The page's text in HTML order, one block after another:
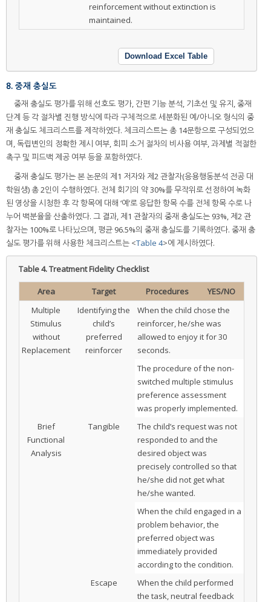
reinforcement without extinction is
maintained.
Download Excel Table
8. 중재 충실도
중재 충실도 평가를 위해 선호도 평가, 간편 기능 분석, 기초선 및 유지, 중재
단계 등 각 절차별 진행 방식에 따라 구체적으로 세분화된 예/아니오 형식의 중
재 충실도 체크리스트를 제작하였다. 체크리스트는 총 14문항으로 구성되었으
며, 독립변인의 정확한 제시 여부, 회피 소거 절차의 비사용 여부, 과제별 적절한
촉구 및 피드백 제공 여부 등을 포함하였다.
중재 충실도 평가는 본 논문의 제1 저자와 제2 관찰자(응용행동분석 전공 대
학원생) 총 2인이 수행하였다. 전체 회기의 약 30%를 무작위로 선정하여 녹화
된 영상을 시청한 후 각 항목에 대해 ‘예’로 응답한 항목 수를 전체 항목 수로 나
누어 백분율을 산출하였다. 그 결과, 제1 관찰자의 중재 충실도는 93%, 제2 관
찰자는 100%로 나타났으며, 평균 96.5%의 중재 충실도를 기록하였다. 중재 충
실도 평가를 위해 사용한 체크리스트는 <Table 4>에 제시하였다.
Table 4.Treatment Fidelity Checklist
Area Target Procedures
YES/NO
Multiple
Stimulus
without
Replacement
Identifying the
child’s
preferred
reinforcer
When the child chose the
reinforcer, he/she was
allowed to enjoy it for 30
seconds.
The procedure of the non-
switched multiple stimulus
preference assessment
was properly implemented.
Brief
Functional
Analysis
Tangible
The child’s request was not
responded to and the
desired object was
precisely controlled so that
he/she did not get what
he/she wanted.
When the child engaged in a
problem behavior, the
preferred object was
immediately provided
according to the condition.
Escape
When the child performed
the task, neutral feedback